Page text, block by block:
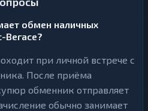
обмен наличных
Вегасе?
при личной встрече с
После приёма
обменник отправляет
обычно занимает